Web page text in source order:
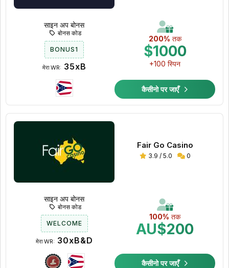
200% तक
$1000
+100 स्पिन
साइन अप बोनस
बोनस कोड
BONUS1
मेरा WR: 35xB
कैसीनो पर जाएँ
Fair Go Casino
3.9 / 5.0 0
100% तक
AU$200
साइन अप बोनस
बोनस कोड
WELCOME
मेरा WR: 30xB&D
कैसीनो पर जाएँ